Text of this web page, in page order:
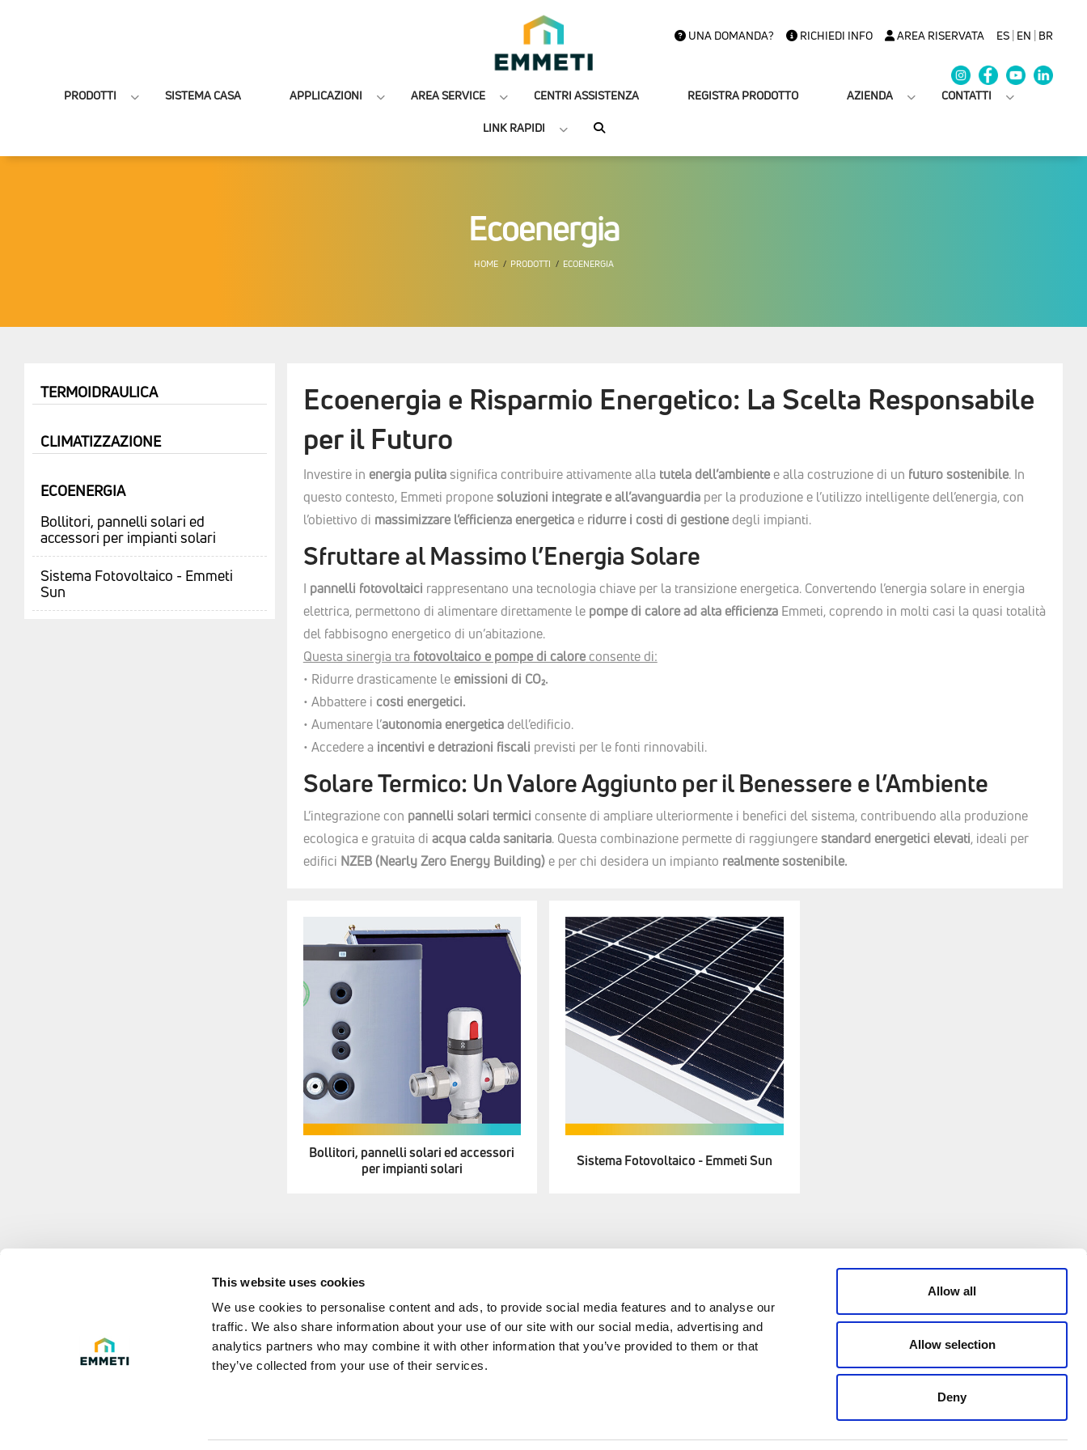
This website uses cookies
We use cookies to personalise content and ads, to provide social media features and to analyse our
traffic. We also share information about your use of our site with our social media, advertising and
analytics partners who may combine it with other information that you’ve provided to them or that
they’ve collected from your use of their services.
Allow all
Allow selection
Deny
UNA DOMANDA? RICHIEDI INFO AREA RISERVATA ES| EN | BR
PRODOTTI SISTEMA CASA APPLICAZIONI AREA SERVICE CENTRI ASSISTENZA REGISTRA PRODOTTO AZIENDA CONTATTI
LINK RAPIDI
Ecoenergia
HOME PRODOTTI ECOENERGIA
TERMOIDRAULICA
CLIMATIZZAZIONE
ECOENERGIA
Bollitori, pannelli solari ed
accessori per impianti solari
Sistema Fotovoltaico - Emmeti
Sun
Ecoenergia e Risparmio Energetico: La Scelta Responsabile
per il Futuro
Investire in energia pulitasignifica contribuire attivamente alla tutela dell’ambientee alla costruzione di un futuro sostenibile. In
questo contesto, Emmeti proponesoluzioni integrate e all’avanguardiaper la produzione e l’utilizzo intelligente dell’energia, con
l’obiettivo di massimizzare l’efficienza energeticae ridurre i costi di gestionedegli impianti.
Sfruttare al Massimo l’Energia Solare
I pannelli fotovoltaici rappresentano una tecnologia chiave per la transizione energetica. Convertendo l’energia solare in energia
elettrica, permettono di alimentare direttamente le pompe di calore ad alta efficienzaEmmeti, coprendo in molti casi la quasi totalità
del fabbisogno energetico di un’abitazione.
Questa sinergia tra fotovoltaico e pompe di caloreconsente di:
• Ridurre drasticamente le emissioni di CO₂.
• Abbattere i costi energetici.
• Aumentare l’autonomia energetica dell’edificio.
• Accedere a incentivi e detrazioni fiscali previsti per le fonti rinnovabili.
Solare Termico: Un Valore Aggiunto per il Benessere e l’Ambiente
L’integrazione con pannelli solari termici consente di ampliare ulteriormente i benefici del sistema, contribuendo alla produzione
ecologica e gratuita di acqua calda sanitaria. Questa combinazione permette di raggiungerestandard energetici elevati, ideali per
edifici NZEB (Nearly Zero Energy Building)e per chi desidera un impianto realmente sostenibile.
Bollitori, pannelli solari ed accessori
per impianti solari
Sistema Fotovoltaico - Emmeti Sun
LEGAL AREA
Privacy policy
Legal Info
Emmeti - P.IVA 04988370963